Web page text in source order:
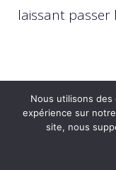
laissant
Pour
Permis
Votre
Nous utilisons des
expérience sur
site, nous